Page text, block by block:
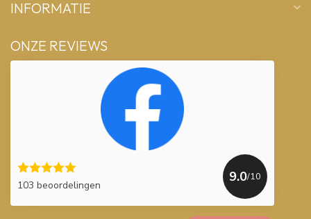
INFORMATIE
ONZE REVIEWS
103 beoordelingen
9.0/10